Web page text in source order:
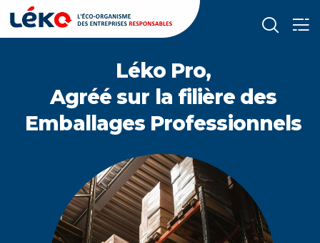
Léko Pro,
Agréé sur la filière des
Emballages Professionnels